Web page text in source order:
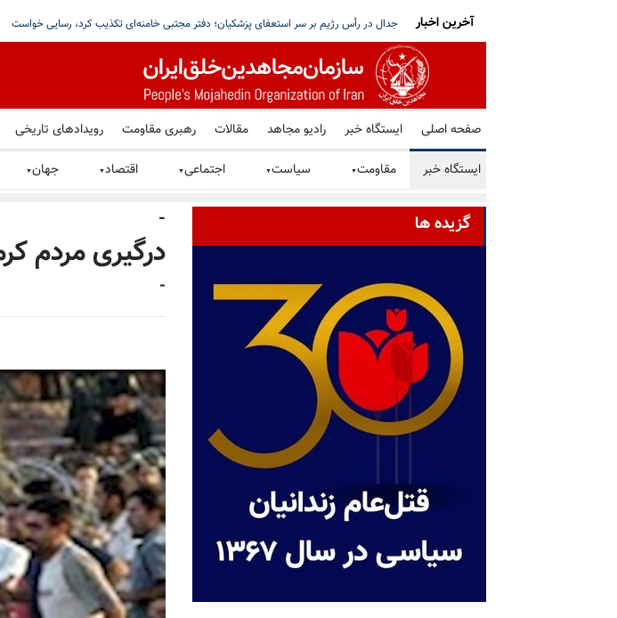
بیانیه ادامه کارزار سه‌شنبه‌های نه به اعدام در هفته صدوسی‌و‌دوم در ۵۹ زندان کشور از عبور نفت عراق از تنگه هرمز جلوگیری می‌کند
آخرین اخبار
صفحه اصلی ایستگاه خبر رادیو مجاهد مقالات رهبری مقاومت رویدادهای تاریخی
ایستگاه خبر مقاومت▼ سیاست▼ اجتماعی▼ اقتصاد▼ جهان▼
-
درگیری مردم
-
گزیده ها